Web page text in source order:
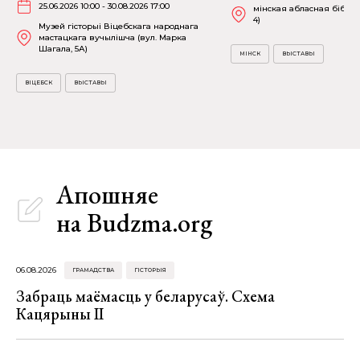
25.06.2026 10:00 - 30.08.2026 17:00
Музей гісторыі Віцебскага народнага
мастацкага вучылішча (вул. Марка
Шагала, 5А)
ВІЦЕБСК ВЫСТАВЫ
мінская абласная
4)
МІНСК ВЫСТАВЫ
Апошняе
на Budzma.org
06.08.2026 ГРАМАДСТВА ГІСТОРЫЯ
Забраць маёмасць у беларусаў. Схема
Кацярыны ІІ